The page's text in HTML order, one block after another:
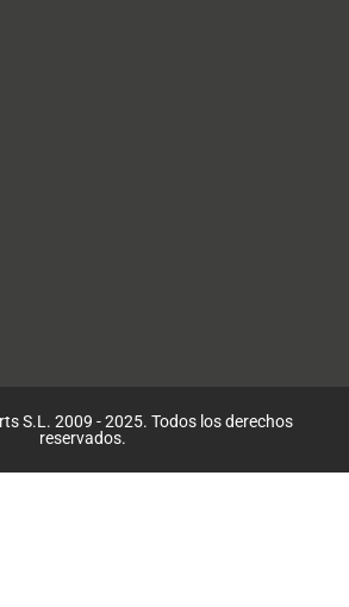
S.L. 2009 - 2025. Todos los derechos
reservados.